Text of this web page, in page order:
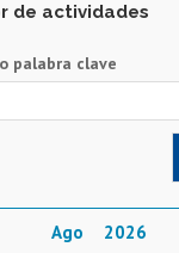
de actividades
palabra clave
2026